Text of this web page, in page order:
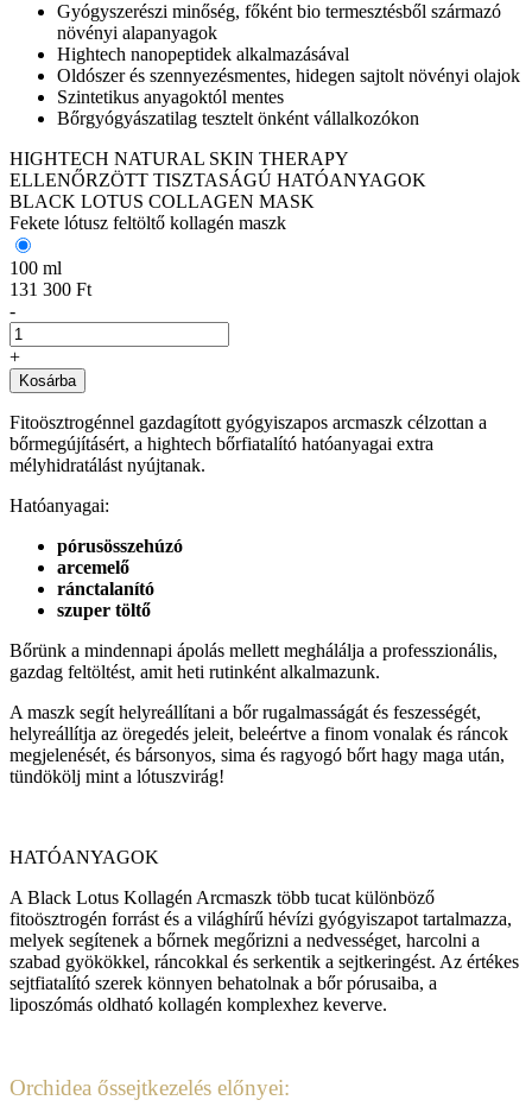
Gyógyszerészi minőség, főként bio termesztésből származó
növényi alapanyagok
Hightech nanopeptidek alkalmazásával
Oldószer és szennyezésmentes, hidegen sajtolt növényi olajok
Szintetikus anyagoktól mentes
Bőrgyógyászatilag tesztelt önként vállalkozókon
HIGHTECH NATURAL SKIN THERAPY
ELLENŐRZÖTT TISZTASÁGÚ HATÓANYAGOK
BLACK LOTUS COLLAGEN MASK
Fekete lótusz feltöltő kollagén maszk
100 ml
131 300 Ft
-
+
Kosárba
Fitoösztrogénnel gazdagított gyógyiszapos arcmaszk célzottan a
bőrmegújításért, a hightech bőrfiatalító hatóanyagai extra
mélyhidratálást nyújtanak.
Hatóanyagai:
pórusösszehúzó
arcemelő
ránctalanító
szuper töltő
Bőrünk a mindennapi ápolás mellett meghálálja a professzionális,
gazdag feltöltést, amit heti rutinként alkalmazunk.
A maszk segít helyreállítani a bőr rugalmasságát és feszességét,
helyreállítja az öregedés jeleit, beleértve a finom vonalak és ráncok
megjelenését, és bársonyos, sima és ragyogó bőrt hagy maga után,
tündökölj mint a lótuszvirág!
HATÓANYAGOK
A Black Lotus Kollagén Arcmaszk több tucat különböző
fitoösztrogén forrást és a világhírű hévízi gyógyiszapot tartalmazza,
melyek segítenek a bőrnek megőrizni a nedvességet, harcolni a
szabad gyökökkel, ráncokkal és serkentik a sejtkeringést. Az értékes
sejtfiatalító szerek könnyen behatolnak a bőr pórusaiba, a
liposzómás oldható kollagén komplexhez keverve.
Orchidea őssejtkezelés előnyei: